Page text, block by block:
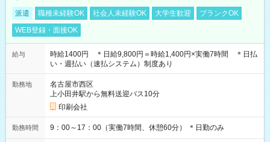
派遣 職種未経験OK 社会人未経験OK 大学生歓迎
ブランクOK
WEB登録・面接OK
給与
時給1400円 ＊日給9,800円＝時給1,400円×実働7時間 ＊日払
い・週払い（速払システム）制度あり
勤務地
名古屋市西区
上小田井駅から無料送迎バス10分
印刷会社
勤務時間 9：00～17：00（実働7時間、休憩60分） ＊日勤のみ